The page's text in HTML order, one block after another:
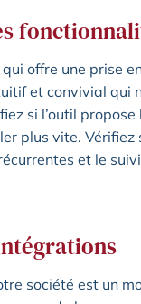
offre une prise
et convivial qui
si l’outil
plus vite.
et le
société est un